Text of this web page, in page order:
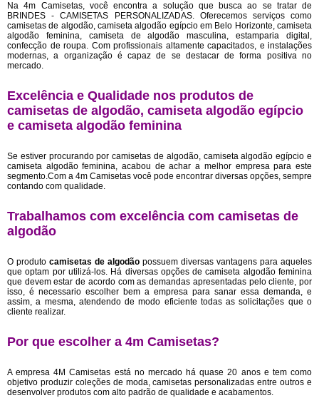
Na 4m Camisetas, você encontra a solução que busca ao se tratar de
BRINDES - CAMISETAS PERSONALIZADAS. Oferecemos serviços como
camisetas de algodão, camiseta algodão egípcio em Belo Horizonte, camiseta
algodão feminina, camiseta de algodão masculina, estamparia digital,
confecção de roupa. Com profissionais altamente capacitados, e instalações
modernas, a organização é capaz de se destacar de forma positiva no
mercado.
Excelência e Qualidade nos produtos de
camisetas de algodão, camiseta algodão egípcio
e camiseta algodão feminina
Se estiver procurando por camisetas de algodão, camiseta algodão egípcio e
camiseta algodão feminina, acabou de achar a melhor empresa para este
segmento.Com a 4m Camisetas você pode encontrar diversas opções, sempre
contando com qualidade.
Trabalhamos com excelência com camisetas de
algodão
O produto camisetas de algodão possuem diversas vantagens para aqueles
que optam por utilizá-los. Há diversas opções de camiseta algodão feminina
que devem estar de acordo com as demandas apresentadas pelo cliente, por
isso, é necessario escolher bem a empresa para sanar essa demanda, e
assim, a mesma, atendendo de modo eficiente todas as solicitações que o
cliente realizar.
Por que escolher a 4m Camisetas?
A empresa 4M Camisetas está no mercado há quase 20 anos e tem como
objetivo produzir coleções de moda, camisetas personalizadas entre outros e
desenvolver produtos com alto padrão de qualidade e acabamentos.